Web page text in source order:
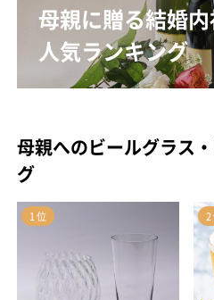
母親に贈る結婚
人気ランキング
母親へのビールグラス
グ